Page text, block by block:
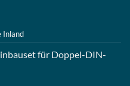
Inland
für Doppel-DIN-